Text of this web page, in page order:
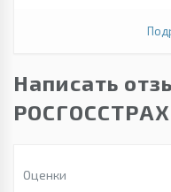
Написать
Оценки